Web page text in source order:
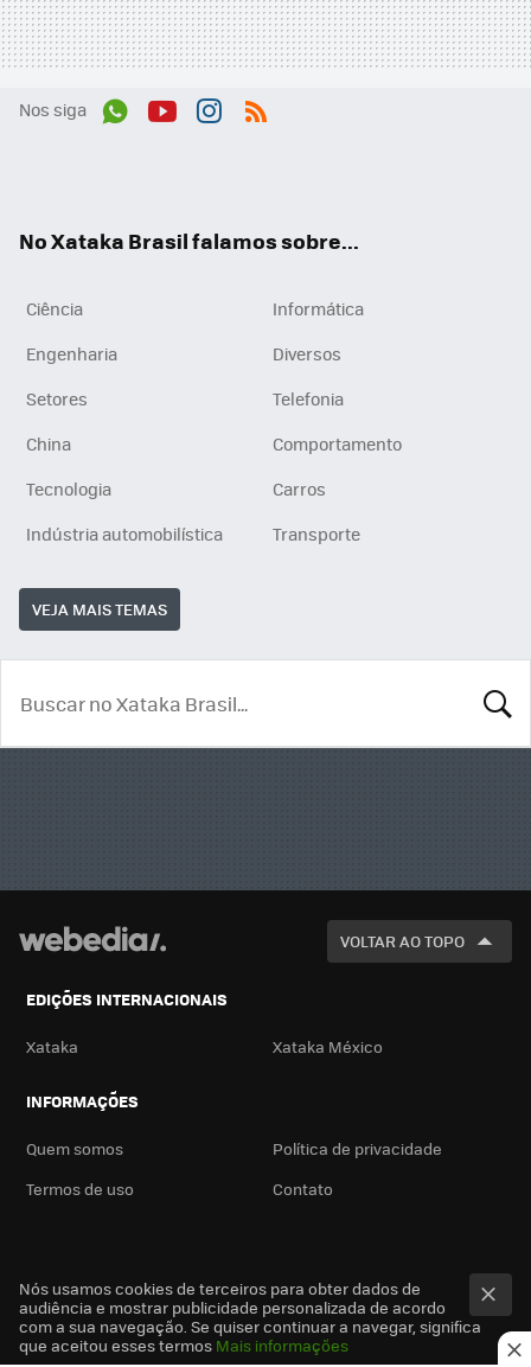
Nos siga
No Xataka Brasil falamos sobre...
Ciência
Informática
Engenharia
Diversos
Setores
Telefonia
China
Comportamento
Tecnologia
Carros
Indústria automobilística
Transporte
VEJA MAIS TEMAS
VOLTAR AO TOPO
EDIÇÕES INTERNACIONAIS
Xataka Xataka México
INFORMAÇÕES
Quem somos
Política de privacidade
Termos de uso
Contato
Nós usamos cookies de terceiros para obter dados de
audiência e mostrar publicidade personalizada de acordo
com a sua navegação. Se quiser continuar a navegar, significa
que aceitou esses termos Mais informações